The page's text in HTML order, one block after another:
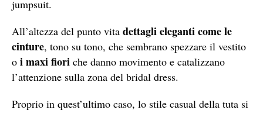
jumpsuit.
All’altezza del punto vita dettagli eleganti come le
cinture, tono su tono, che sembrano spezzare il vestito
o i maxi fiori che danno movimento e catalizzano
l’attenzione sulla zona del bridal dress.
Proprio in quest’ultimo caso, lo stile casual della tuta si